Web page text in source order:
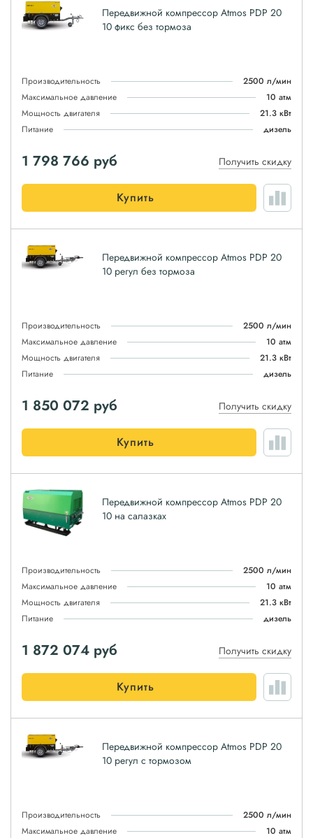
Передвижной компрессор Atmos PDP 20
10 фикс без тормоза
Производительность
2500 л/мин
Максимальное давление
10 атм
Мощность двигателя
21.3 кВт
Питание
дизель
1 798 766 руб Получить скидку
Купить
Передвижной компрессор Atmos PDP 20
10 регул без тормоза
Производительность
2500 л/мин
Максимальное давление
10 атм
Мощность двигателя
21.3 кВт
Питание
дизель
1 850 072 руб Получить скидку
Купить
Передвижной компрессор Atmos PDP 20
10 на салазках
Производительность
2500 л/мин
Максимальное давление
10 атм
Мощность двигателя
21.3 кВт
Питание
дизель
1 872 074 руб Получить скидку
Купить
Передвижной компрессор Atmos PDP 20
10 регул с тормозом
Производительность
2500 л/мин
Максимальное давление
10 атм